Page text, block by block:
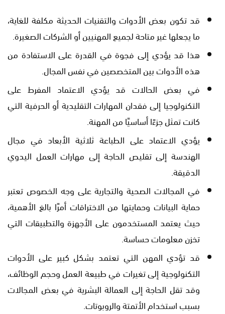
قد تكون بعض الأدوات والتقنيات الحديثة مكلفة للغاية،
ما يجعلها غير متاحة لجميع المهنيين أو الشركات الصغيرة.
هذا قد يؤدي إلى فجوة في القدرة على الاستفادة من
هذه الأدوات بين المتخصصين في نفس المجال.
في بعض الحالات قد يؤدي الاعتماد المفرط على
التكنولوجيا إلى فقدان المهارات التقليدية أو الحرفية التي
كانت تمثل جزءًا أساسيًا من المهنة.
يؤدي الاعتماد على الطباعة ثلاثية الأبعاد في مجال
الهندسة إلى تقليص الحاجة إلى مهارات العمل اليدوي
الدقيقة.
في المجالات الصحية والتجارية على وجه الخصوص تعتبر
حماية البيانات وحمايتها من الاختراقات أمرًا بالغ الأهمية،
حيث يعتمد المستخدمون على الأجهزة والتطبيقات التي
تخزن معلومات حساسة.
قد تؤدي المهن التي تعتمد بشكل كبير على الأدوات
التكنولوجية إلى تغيرات في طبيعة العمل وحجم الوظائف،
وقد تقل الحاجة إلى العمالة البشرية في بعض المجالات
بسبب استخدام الأتمتة والروبوتات.